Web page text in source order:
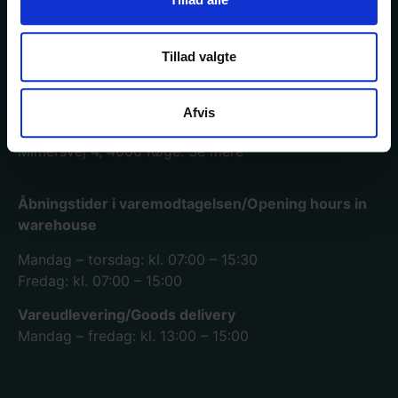
Tillad valgte
Afvis
Mimersvej 4, 4600 Køge.Se mere
Åbningstider i varemodtagelsen/Opening hours in
warehouse
Mandag – torsdag: kl. 07:00 – 15:30
Fredag: kl. 07:00 – 15:00
Vareudlevering/Goods delivery
Mandag – fredag: kl. 13:00 – 15:00